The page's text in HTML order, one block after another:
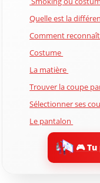
Quelle est la
Comment
Costume
La matière
Trouver la coupe
Sélectionner ses
Le pantalon
Prêt-à-porter,
J ’ai choisi, je
🎮